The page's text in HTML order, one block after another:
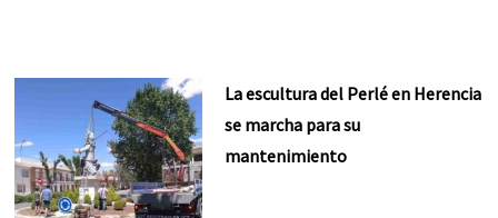
La escultura del Perlé en Herencia
se marcha para su
mantenimiento